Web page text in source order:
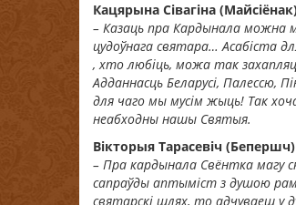
Кацярына Сівагіна
– Казаць пра Кардынала можна
цудоўнага святара… Асабіста
, хто любіць, можа так
Адданнасць Беларусі, Палессю,
для чаго мы мусім жыць! Так
неабходны нашы Святыя.
Вікторыя Тарасевіч (Бепершч)
– Пра кардынала Свёнтка магу
сапраўды аптыміст з душою
святарскі шлях, то адчуваеш у